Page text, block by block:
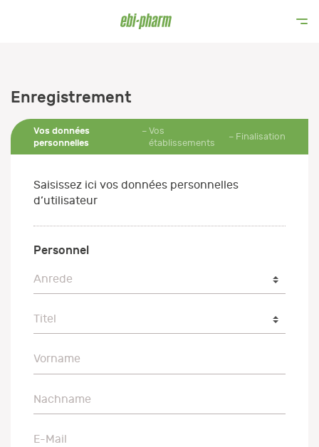
Enregistrement
Vos données
personnelles
Vos
établissements
Finalisation
Saisissez ici vos données personnelles
d’utilisateur
Personnel
Anrede
Anrede
Titel
Titel
Vorname
Vorname
Nachname
Nachname
E-Mail
E-Mail